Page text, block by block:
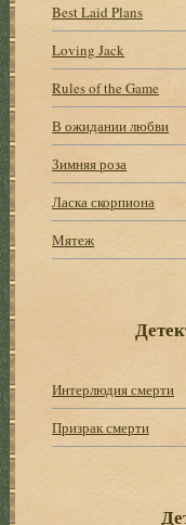
Best Laid Plans
Loving Jack
Rules of the Game
В ожидании любви
Зимняя роза
Ласка скорпиона
Мятеж
Интерлюдия смерти
Призрак смерти